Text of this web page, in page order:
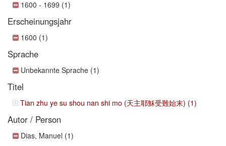
1600 - 1699 (1)
Erscheinungsjahr
1600 (1)
Sprache
Unbekannte Sprache (1)
Titel
Tian zhu ye su shou nan shi mo (天主耶穌受難始末) (1)
Autor / Person
Dias, Manuel (1)